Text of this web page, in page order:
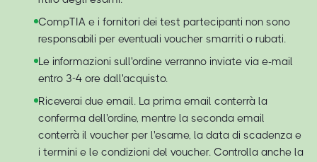
CompTIA e i fornitori dei test partecipanti non sono
responsabili per eventuali voucher smarriti o rubati.
Le informazioni sull'ordine verranno inviate via e-mail
entro 3-4 ore dall'acquisto.
Riceverai due email. La prima email conterrà la
conferma dell'ordine, mentre la seconda email
conterrà il voucher per l'esame, la data di scadenza e
i termini e le condizioni del voucher. Controlla anche la